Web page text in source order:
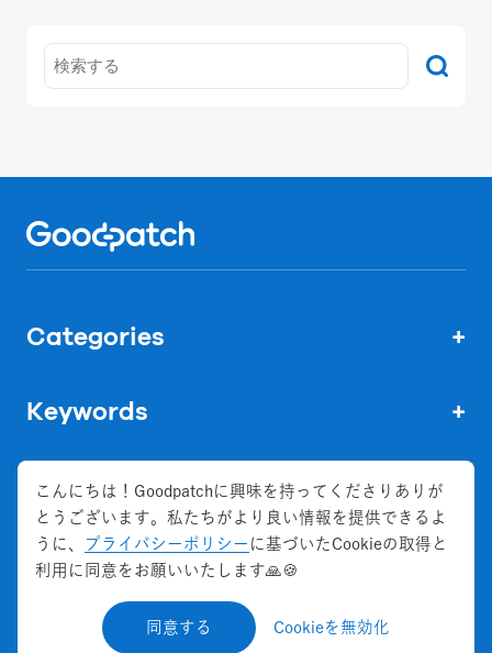
Categories +
Keywords +
株式会社グッドパッチ
会社概要
こんにちは！Goodpatchに興味を持ってくださりありが
とうございます。私たちがより良い情報を提供できるよ
うに、
プライバシーポリシー に基づいたCookieの取得と
利用に同意をお願いいたします🙏🍪
同意する Cookieを無効化